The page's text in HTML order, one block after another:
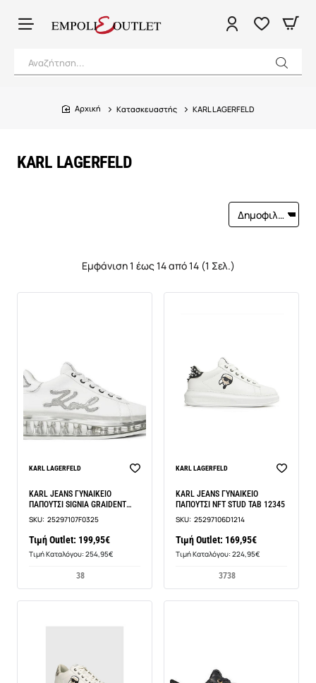
Αναζήτηση...
KARL LAGERFELD
home
Κατασκευαστής KARL LAGERFELD
Εμφάνιση 1 έως 14 από 14 (1 Σελ.)
BEST SELLER
KARL LAGERFELD
KARL JEANS ΓΥΝΑΙΚΕΙΟ
ΠΑΠΟΥΤΣΙ SIGNIA GRAIDENT
LTHR 12345
SKU: 25297107F0325
Τιμή Outlet: 199,95€
Τιμή Καταλόγου: 254,95€
38
BEST SELLER
KARL LAGERFELD
KARL JEANS ΓΥΝΑΙΚΕΙΟ
ΠΑΠΟΥΤΣΙ NFT STUD TAB 12345
SKU: 25297106D1214
Τιμή Outlet: 169,95€
Τιμή Καταλόγου: 224,95€
3738